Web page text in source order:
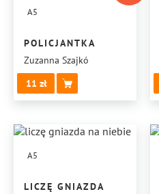
A5
POLICJANTKA
Zuzanna Szajkó
11
A5
LICZĘ GNIAZDA